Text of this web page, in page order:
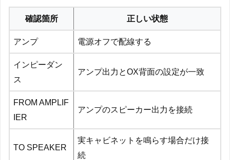
確認箇所 正しい状態
アンプ 電源オフで配線する
インピーダン
ス
アンプ出力とOX背面の設定が一致
FROM AMPLIF
IER
アンプのスピーカー出力を接続
TO SPEAKER
実キャビネットを鳴らす場合だけ接
続